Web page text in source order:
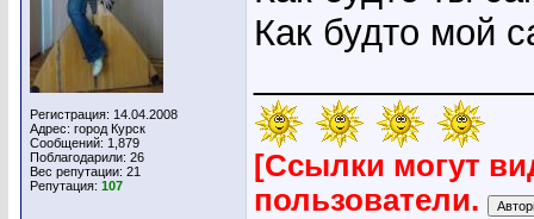
Регистрация: 14.04.2008
Адрес: город Курск
Сообщений: 1,879
Поблагодарили: 26
Вес репутации: 21
Репутация: 107
Как будто мой
[Ссылки могут
пользователи.